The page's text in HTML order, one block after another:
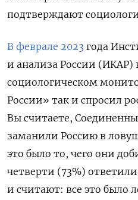
подтверждают
В феврале 2023 года
и анализа России
социологическом
России» так и спросил
Вы считаете,
заманили Россию в
это было то, чего они
четверти (73%)
и считают: все это было